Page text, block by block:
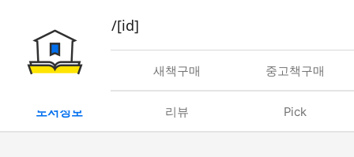
book/rent/[id]
대여 새책구매 중고책구매
도서정보 리뷰 Pick